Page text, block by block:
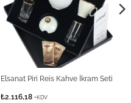
Elsanat Piri Reis Kahve İkram Seti
₺2.116,18 +KDV